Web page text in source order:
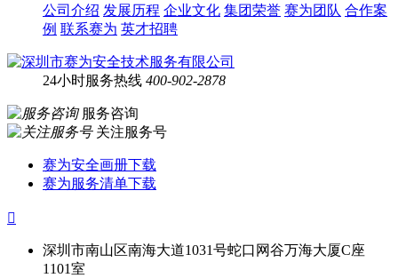
公司介绍 发展历程 企业文化 集团荣誉 赛为团队 合作案
例 联系赛为 英才招聘
24小时服务热线 400-902-2878
服务咨询
关注服务号
赛为安全画册下载
赛为服务清单下载

深圳市南山区南海大道1031号蛇口网谷万海大厦C座
1101室